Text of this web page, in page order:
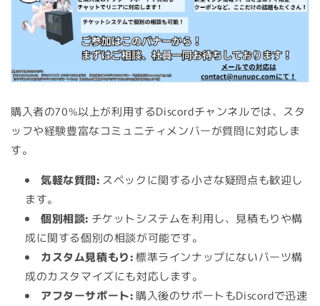
購入者の70%以上が利用するDiscordチャンネルでは、スタ
ッフや経験豊富なコミュニティメンバーが質問に対応しま
す。
気軽な質問: スペックに関する小さな疑問点も歓迎し
ます。
個別相談: チケットシステムを利用し、見積もりや構
成に関する個別の相談が可能です。
カスタム見積もり:標準ラインナップにないパーツ構
成のカスタマイズにも対応します。
アフターサポート: 購入後のサポートもDiscordで迅速